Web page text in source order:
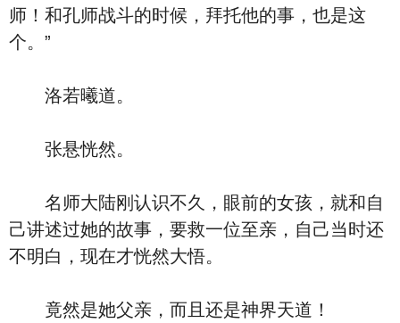
师！和孔师战斗的时候，拜托他的事，也是这
个。”
洛若曦道。
张悬恍然。
名师大陆刚认识不久，眼前的女孩，就和自
己讲述过她的故事，要救一位至亲，自己当时还
不明白，现在才恍然大悟。
竟然是她父亲，而且还是神界天道！